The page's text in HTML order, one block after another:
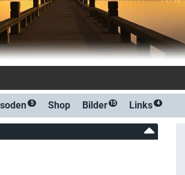
Streaming- oder TV-S
5 Shop Bilder 15 Links 4